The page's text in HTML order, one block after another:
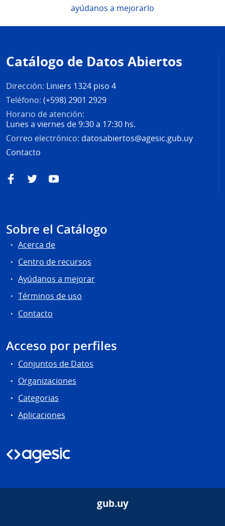
ayúdanos a mejorarlo
de
página
Catálogo de Datos Abiertos
Dirección: Liniers 1324 piso 4
Teléfono: (+598) 2901 2929
Horario de atención:
Lunes a viernes de 9:30 a 17:30 hs.
Correo electrónico: datosabiertos@agesic.gub.uy
Contacto
FacebookTwitterYouTube
Sobre el Catálogo
Acerca de
Centro de recursos
Ayúdanos a mejorar
Términos de uso
Contacto
Acceso por perfiles
Conjuntos de Datos
Organizaciones
Categorias
Aplicaciones
gub.uy